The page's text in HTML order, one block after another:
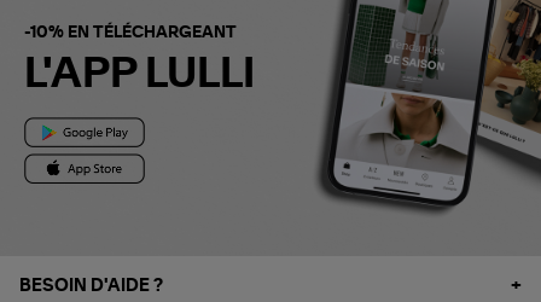
-10% EN TÉLÉCHARGEANT
L'APP LULLI
BESOIN D'AIDE ?